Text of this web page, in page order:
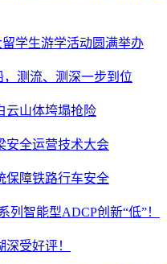
学生游学活动圆满举办
，测流、测深一步到位
云山体垮塌抢险
安全运营技术大会
保障铁路行车安全
智能型ADCP创新“低”！
受好评！